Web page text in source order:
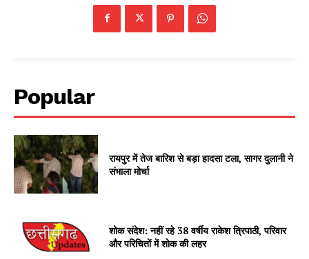
Popular
रायपुर में तेज बारिश से बड़ा हादसा टला, सागर दुलानी ने
संभाला मोर्चा
शोक संदेश: नहीं रहे 38 वर्षीय राकेश त्रिपाठी, परिवार
और परिचितों में शोक की लहर